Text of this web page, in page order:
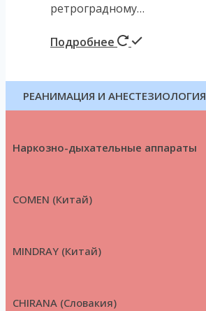
ретроградному…
Подробнее
РЕАНИМАЦИЯ И АНЕСТЕЗИОЛОГИЯ
Наркозно-дыхательные аппараты
COMEN (Китай)
MINDRAY (Китай)
CHIRANA (Словакия)